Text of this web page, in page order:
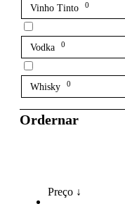
Vinho Tinto 0
Vodka 0
Whisky 0
Ordernar
Preço ↓